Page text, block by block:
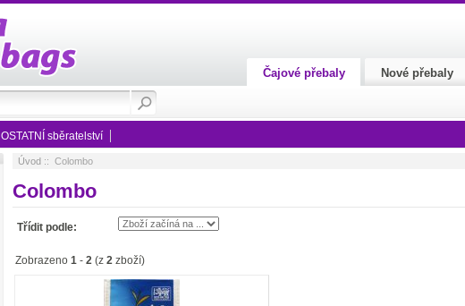
Čajové přebaly Nové přebaly
OSTATNÍ sběratelství
Úvod :: Colombo
Colombo
Třídit podle:
Zobrazeno 1 - 2 (z 2 zboží)